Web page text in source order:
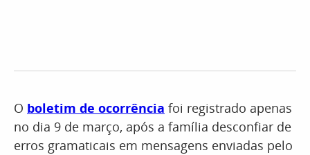
O boletim de ocorrência foi registrado apenas
no dia 9 de março, após a família desconfiar de
erros gramaticais em mensagens enviadas pelo